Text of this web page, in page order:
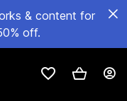
& content for
off.